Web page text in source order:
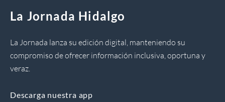
La Jornada Hidalgo
La Jornada lanza su edición digital, manteniendo su
compromiso de ofrecer información inclusiva, oportuna y
veraz.
Descarga nuestra app